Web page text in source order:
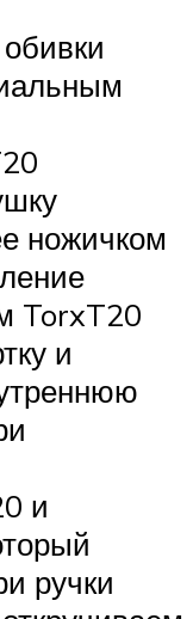
ножичком
TorxT20
и
и
ручки